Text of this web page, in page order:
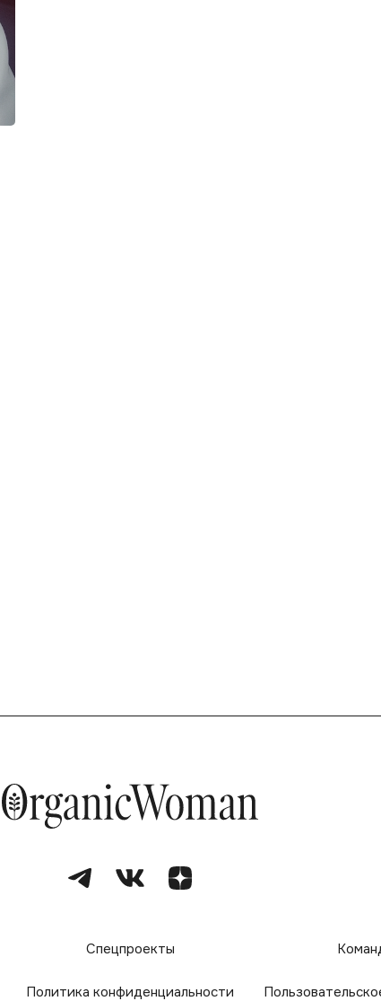
Спецпроекты
Политика конфиденциальности